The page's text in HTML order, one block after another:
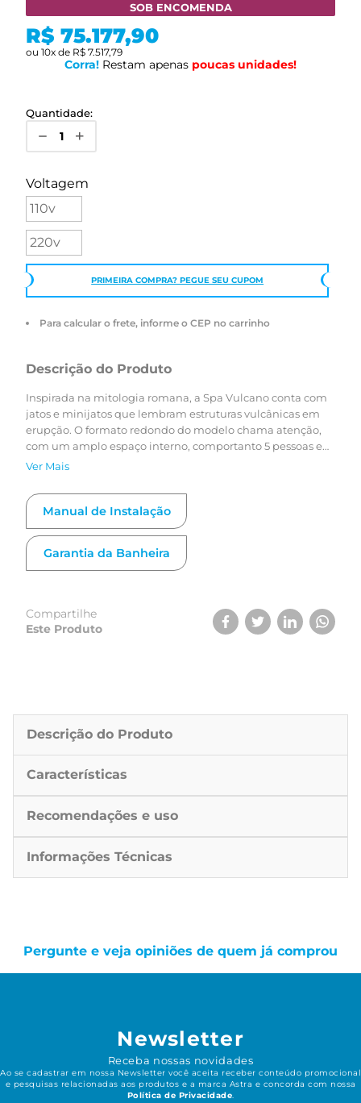
SOB ENCOMENDA
R$ 75.177,90
ou 10x de R$ 7.517,79
Corra! Restam apenas poucas unidades!
Quantidade:
Voltagem
110v
220v
PRIMEIRA COMPRA? PEGUE SEU CUPOM
Para calcular o frete, informe o CEP no carrinho
Descrição do Produto
Inspirada na mitologia romana, a Spa Vulcano conta com
jatos e minijatos que lembram estruturas vulcânicas em
erupção. O formato redondo do modelo chama atenção,
com um amplo espaço interno, comportanto 5 pessoas e
contendo uma espreguiçadeira. A versão Premiere é a
minijatos de hidromassagem, filtro para limpeza
automática da água, aquecedor com painel digital, 4
pontos de cromoterapia e 12 pontos de Air Blower.
Ver Mais
Manual de Instalação
Garantia da Banheira
Compartilhe
Este Produto
Descrição do Produto
Características
Recomendações e uso
Informações Técnicas
Pergunte e veja opiniões de quem já comprou
Newsletter
Receba nossas novidades
Ao se cadastrar em nossa Newsletter você aceita receber conteúdo promocional
e pesquisas relacionadas aos produtos e a marca Astra e concorda com nossa
Política de Privacidade